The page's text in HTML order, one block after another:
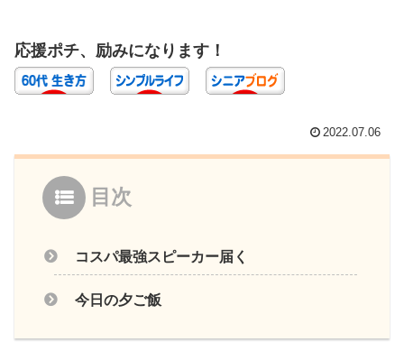
応援ポチ、励みになります！
2022.07.06
目次
コスパ最強スピーカー届く
今日の夕ご飯